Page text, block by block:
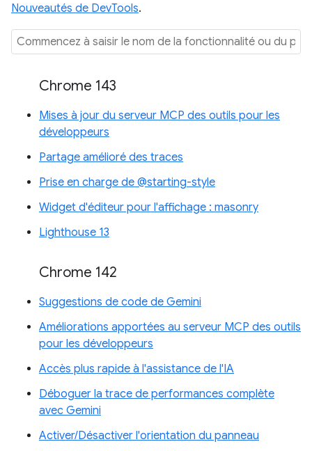
Nouveautés de DevTools.
Chrome 143
Mises à jour du serveur MCP des outils pour les
développeurs
Partage amélioré des traces
Prise en charge de @starting-style
Widget d'éditeur pour l'affichage : masonry
Lighthouse 13
Chrome 142
Suggestions de code de Gemini
Améliorations apportées au serveur MCP des outils
pour les développeurs
Accès plus rapide à l'assistance de l'IA
Déboguer la trace de performances complète
avec Gemini
Activer/Désactiver l'orientation du panneau